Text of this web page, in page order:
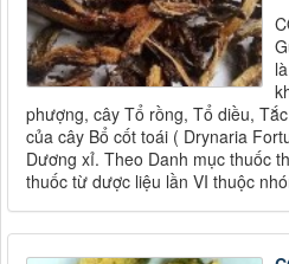
phượng, cây Tổ rồng, Tổ diều,
của cây Bổ cốt toái ( Drynaria
Dương xỉ. Theo Danh mục thuốc
thuốc từ dược liệu lần VI thuộc